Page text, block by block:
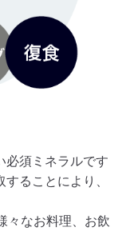
必須ミネラルです
ることにより、
々なお料理、お飲